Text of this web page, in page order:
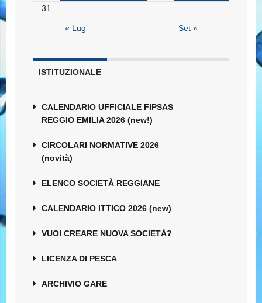
31
« Lug Set »
ISTITUZIONALE
CALENDARIO UFFICIALE FIPSAS
REGGIO EMILIA 2026 (new!)
CIRCOLARI NORMATIVE 2026
(novità)
ELENCO SOCIETÀ REGGIANE
CALENDARIO ITTICO 2026 (new)
VUOI CREARE NUOVA SOCIETÀ?
LICENZA DI PESCA
ARCHIVIO GARE